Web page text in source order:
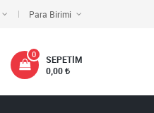
Para Birimi
SEPETIM
0
0,00